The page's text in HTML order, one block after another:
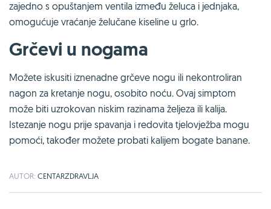
zajedno s opuštanjem ventila između želuca i jednjaka,
omogućuje vraćanje želučane kiseline u grlo.
Grčevi u nogama
Možete iskusiti iznenadne grčeve nogu ili nekontroliran
nagon za kretanje nogu, osobito noću. Ovaj simptom
može biti uzrokovan niskim razinama željeza ili kalija.
Istezanje nogu prije spavanja i redovita tjelovježba mogu
pomoći, također možete probati kalijem bogate banane.
AUTOR: CENTARZDRAVLJA